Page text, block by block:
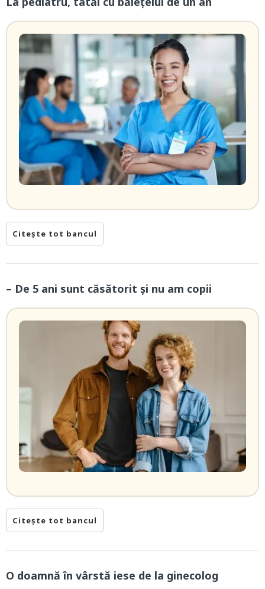
Citește tot bancul
– De 5 ani sunt căsătorit și nu am copii
Citește tot bancul
O doamnă în vârstă iese de la ginecolog